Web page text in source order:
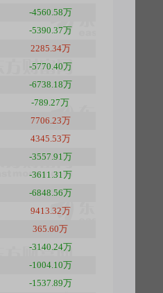
-4560.58万
-5390.37万
2285.34万
-5770.40万
-6738.18万
-789.27万
7706.23万
4345.53万
-3557.91万
-3611.31万
-6848.56万
9413.32万
365.60万
-3140.24万
-1004.10万
-1537.89万